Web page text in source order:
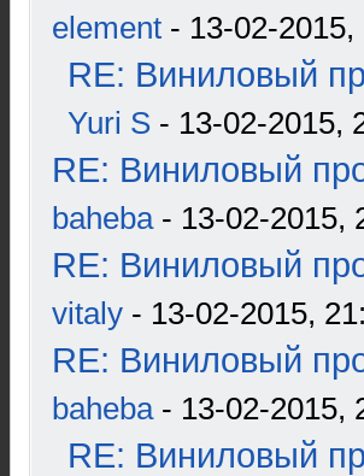
element - 13-02-2015,
RE: Виниловый
Yuri S - 13-02-2015,
RE: Виниловый
baheba- 13-02-2015,
RE: Виниловый
vitaly - 13-02-2015,
RE: Виниловый
baheba- 13-02-2015,
RE: Виниловый